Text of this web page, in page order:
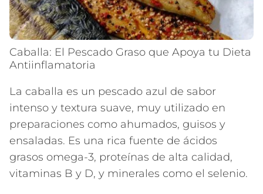
Caballa: El Pescado Graso que Apoya tu Dieta
Antiinflamatoria
La caballa es un pescado azul de sabor
intenso y textura suave, muy utilizado en
preparaciones como ahumados, guisos y
ensaladas. Es una rica fuente de ácidos
grasos omega-3, proteínas de alta calidad,
vitaminas B y D, y minerales como el selenio.